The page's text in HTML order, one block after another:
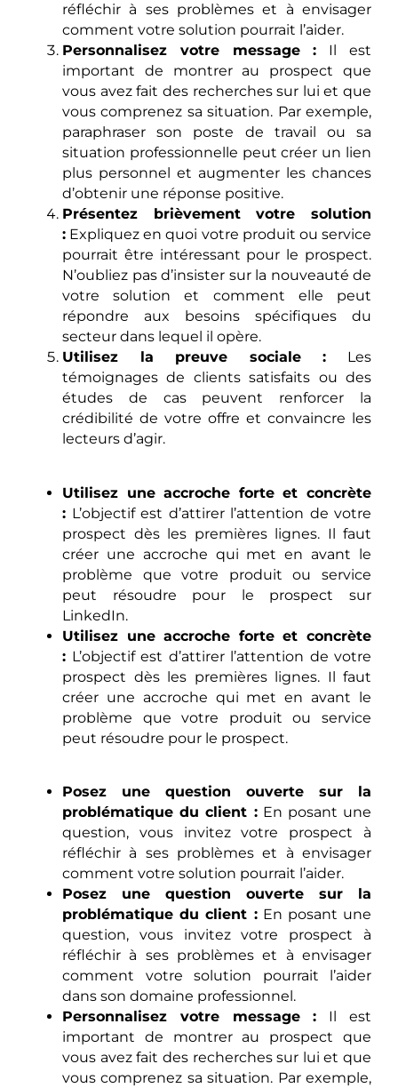
réfléchir à ses problèmes et à envisager
comment votre solution pourrait l’aider.
Personnalisez votre message : Il est
important de montrer au prospect que
vous avez fait des recherches sur lui et que
vous comprenez sa situation. Par exemple,
paraphraser son poste de travail ou sa
situation professionnelle peut créer un lien
plus personnel et augmenter les chances
d’obtenir une réponse positive.
Présentez brièvement votre solution
: Expliquez en quoi votre produit ou service
pourrait être intéressant pour le prospect.
N’oubliez pas d’insister sur la nouveauté de
votre solution et comment elle peut
répondre aux besoins spécifiques du
secteur dans lequel il opère.
Utilisez la preuve sociale : Les
témoignages de clients satisfaits ou des
études de cas peuvent renforcer la
crédibilité de votre offre et convaincre les
lecteurs d’agir.
Utilisez une accroche forte et concrète
: L’objectif est d’attirer l’attention de votre
prospect dès les premières lignes. Il faut
créer une accroche qui met en avant le
problème que votre produit ou service
peut résoudre pour le prospect sur
LinkedIn.
Utilisez une accroche forte et concrète
: L’objectif est d’attirer l’attention de votre
prospect dès les premières lignes. Il faut
créer une accroche qui met en avant le
problème que votre produit ou service
peut résoudre pour le prospect.
Posez une question ouverte sur la
problématique du client :En posant une
question, vous invitez votre prospect à
réfléchir à ses problèmes et à envisager
comment votre solution pourrait l’aider.
Posez une question ouverte sur la
problématique du client :En posant une
question, vous invitez votre prospect à
réfléchir à ses problèmes et à envisager
comment votre solution pourrait l’aider
dans son domaine professionnel.
Personnalisez votre message : Il est
important de montrer au prospect que
vous avez fait des recherches sur lui et que
vous comprenez sa situation. Par exemple,